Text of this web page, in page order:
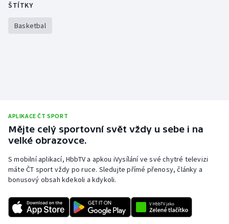
ŠTÍTKY
Basketbal
APLIKACE ČT SPORT
Mějte celý sportovní svět vždy u sebe i na
velké obrazovce.
S mobilní aplikací, HbbTV a apkou iVysílání ve své chytré televizi
máte ČT sport vždy po ruce. Sledujte přímé přenosy, články a
bonusový obsah kdekoli a kdykoli.